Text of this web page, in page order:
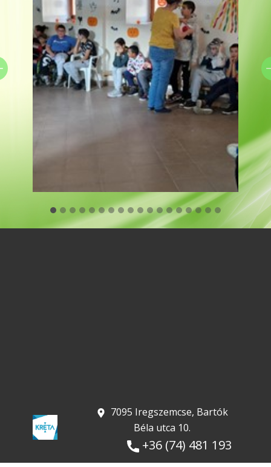
​ 7095 Iregszemcse, Bartók
Béla utca 10.
+36 (74) 481 193